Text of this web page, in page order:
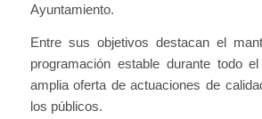
Ayuntamiento.
Entre sus objetivos destacan el
programación estable durante todo
amplia oferta de actuaciones de
los públicos.